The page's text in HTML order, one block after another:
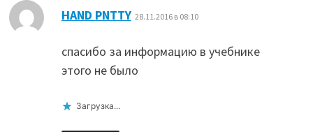
HAND PNTTY: 28.11.2016 в 08:10
спасибо за информацию в учебнике
этого не было
Загрузка...